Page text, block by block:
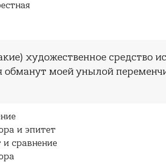
художественное средство
обманут моей унылой
и эпитет
и сравнение